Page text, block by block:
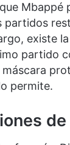
Mbappé
partidos
existe
partido
permite.